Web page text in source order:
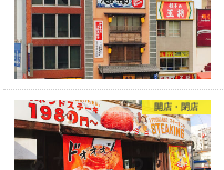
開店・閉店